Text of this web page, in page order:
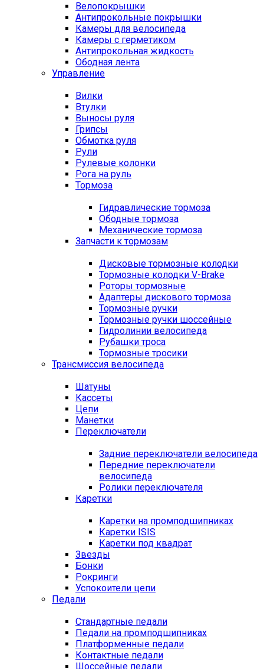
Велопокрышки
Антипрокольные покрышки
Камеры для велосипеда
Камеры с герметиком
Антипрокольная жидкость
Ободная лента
Управление
Вилки
Втулки
Выносы руля
Грипсы
Обмотка руля
Рули
Рулевые колонки
Рога на руль
Тормоза
Гидравлические тормоза
Ободные тормоза
Механические тормоза
Запчасти к тормозам
Дисковые тормозные колодки
Тормозные колодки V-Brake
Роторы тормозные
Адаптеры дискового тормоза
Тормозные ручки
Тормозные ручки шоссейные
Гидролинии велосипеда
Рубашки троса
Тормозные тросики
Трансмиссия велосипеда
Шатуны
Кассеты
Цепи
Манетки
Переключатели
Задние переключатели велосипеда
Передние переключатели
велосипеда
Ролики переключателя
Каретки
Каретки на промподшипниках
Каретки ISIS
Каретки под квадрат
Звезды
Бонки
Рокринги
Успокоители цепи
Педали
Стандартные педали
Педали на промподшипниках
Платформенные педали
Контактные педали
Шоссейные педали